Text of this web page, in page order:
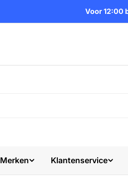
Voor 12:00
Merken Klantenservice